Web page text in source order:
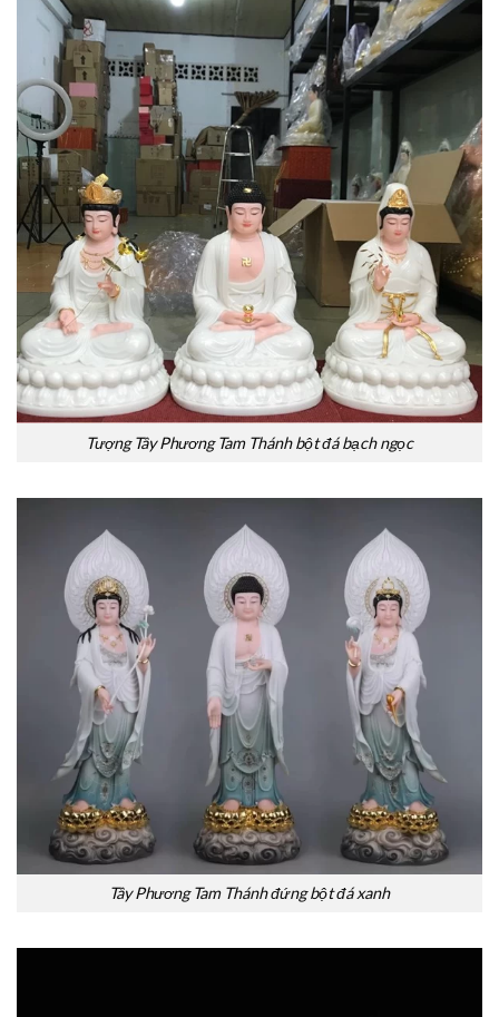
Tượng Tây Phương Tam Thánh bột đá bạch ngọc
Tây Phương Tam Thánh đứng bột đá xanh